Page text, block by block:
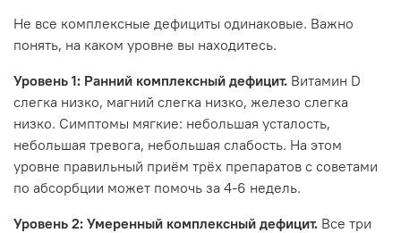
Не все комплексные дефициты одинаковые. Важно
понять, на каком уровне вы находитесь.
Уровень 1: Ранний комплексный дефицит. Витамин D
слегка низко, магний слегка низко, железо слегка
низко. Симптомы мягкие: небольшая усталость,
небольшая тревога, небольшая слабость. На этом
уровне правильный приём трёх препаратов с советами
по абсорбции может помочь за 4-6 недель.
Уровень 2: Умеренный комплексный дефицит. Все три